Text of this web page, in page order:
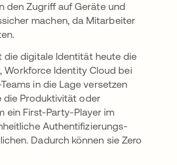
den Zugriff auf Geräte und
machen, da Mitarbeiter
die digitale Identität heute die
Workforce Identity Cloud bei
in die Lage versetzen
die Produktivität oder
ein First-Party-Player im
Authentifizierungs-
Dadurch können sie Zero